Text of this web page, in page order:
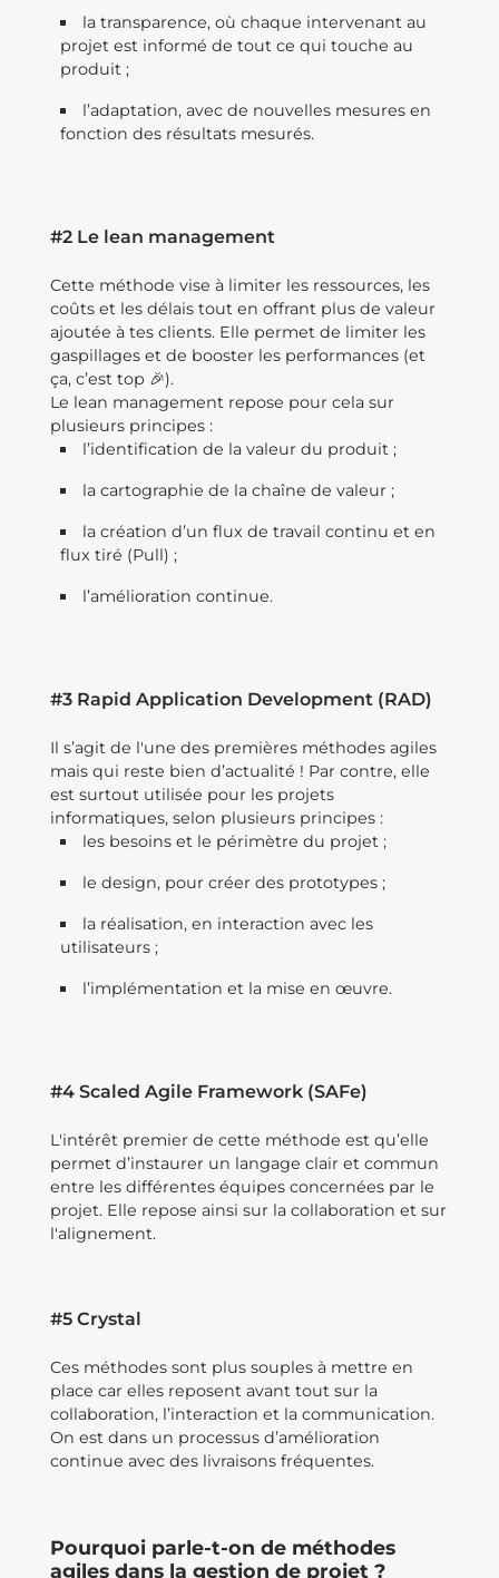
la transparence, où chaque intervenant au
projet est informé de tout ce qui touche au
produit ;
l’adaptation, avec de nouvelles mesures en
fonction des résultats mesurés.
#2 Le lean management
Cette méthode vise à limiter les ressources, les
coûts et les délais tout en offrant plus de valeur
ajoutée à tes clients. Elle permet de limiter les
gaspillages et de booster les performances (et
ça, c’est top 🎉).
Le lean management repose pour cela sur
plusieurs principes :
l’identification de la valeur du produit ;
la cartographie de la chaîne de valeur ;
la création d’un flux de travail continu et en
flux tiré (Pull) ;
l’amélioration continue.
#3 Rapid Application Development (RAD)
Il s’agit de l'une des premières méthodes agiles
mais qui reste bien d’actualité ! Par contre, elle
est surtout utilisée pour les projets
informatiques, selon plusieurs principes :
les besoins et le périmètre du projet ;
le design, pour créer des prototypes ;
la réalisation, en interaction avec les
utilisateurs ;
l’implémentation et la mise en œuvre.
#4 Scaled Agile Framework (SAFe)
L'intérêt premier de cette méthode est qu’elle
permet d’instaurer un langage clair et commun
entre les différentes équipes concernées par le
projet. Elle repose ainsi sur la collaboration et sur
l'alignement.
#5 Crystal
Ces méthodes sont plus souples à mettre en
place car elles reposent avant tout sur la
collaboration, l’interaction et la communication.
On est dans un processus d’amélioration
continue avec des livraisons fréquentes.
Pourquoi parle-t-on de méthodes
agiles dans la gestion de projet ?